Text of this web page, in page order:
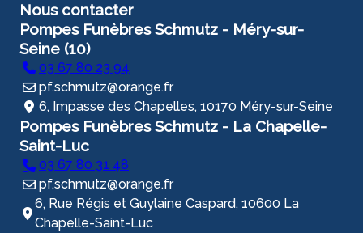
Nous contacter
Pompes Funèbres Schmutz - Méry-sur-
Seine (10)
03 67 80 23 94
pf.schmutz@orange.fr
6, Impasse des Chapelles, 10170 Méry-sur-Seine
Pompes Funèbres Schmutz - La Chapelle-
Saint-Luc
03 67 80 31 48
pf.schmutz@orange.fr
6, Rue Régis et Guylaine Caspard, 10600 La
Chapelle-Saint-Luc